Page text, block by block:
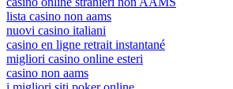
lista casino non aams
nuovi casino italiani
casino en ligne retrait instantané
migliori casino online esteri
casino non aams